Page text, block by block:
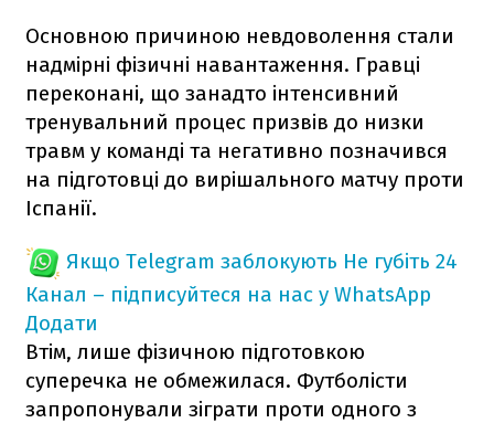
Основною причиною невдоволення стали
надмірні фізичні навантаження. Гравці
переконані, що занадто інтенсивний
тренувальний процес призвів до низки
травм у команді та негативно позначився
на підготовці до вирішального матчу проти
Іспанії.
Якщо Telegram заблокують Не губіть 24
Канал – підписуйтеся на нас у WhatsApp
Додати
Втім, лише фізичною підготовкою
суперечка не обмежилася. Футболісти
запропонували зіграти проти одного з